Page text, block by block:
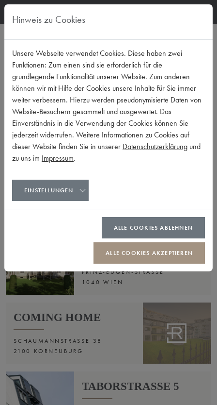
NEW PRESTIGE
WOHLLEBENGASSE
LEOPOLD-ERNST-
GASSE 40
LEOPOLD-ERNST-GASSE
1170 WIEN
GARDEN
PRINZ-EUGEN-STRASSE
1040 WIEN
COMING HOME
SCHAUMANNSTRASSE 38
2100 KORNEUBURG
TABORSTRASSE 5
Hinweis zu Cookies
Unsere Webseite verwendet Cookies. Diese haben zwei
Funktionen: Zum einen sind sie erforderlich für die
grundlegende Funktionalität unserer Website. Zum anderen
können wir mit Hilfe der Cookies unsere Inhalte für Sie immer
weiter verbessern. Hierzu werden pseudonymisierte Daten von
Website-Besuchern gesammelt und ausgewertet. Das
Einverständnis in die Verwendung der Cookies können Sie
jederzeit widerrufen. Weitere Informationen zu Cookies auf
dieser Website finden Sie in unserer Datenschutzerklärung und
zu uns im Impressum.
EINSTELLUNGEN
ALLE COOKIES ABLEHNEN
ALLE COOKIES AKZEPTIEREN